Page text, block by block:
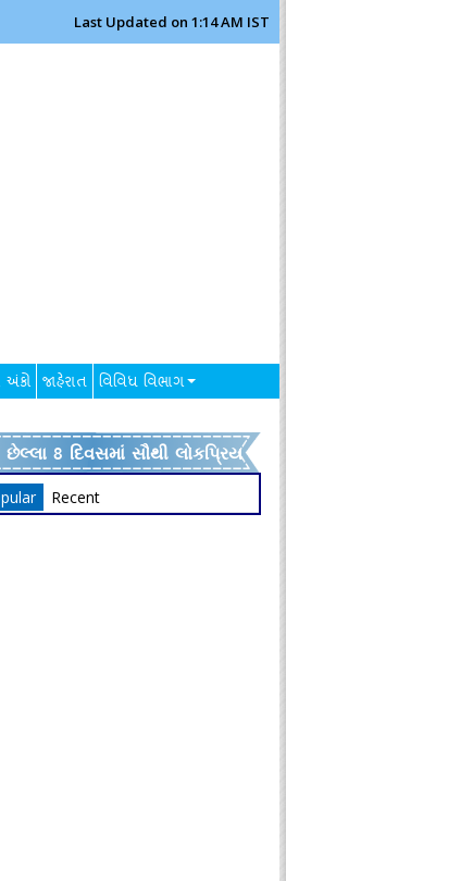
Last Updated on 1:14 AM IST
અંકો જાહેરાત વિવિધ વિભાગ
છેલ્લા 8 દિવસમાં સૌથી લોકપ્રિય
Recent